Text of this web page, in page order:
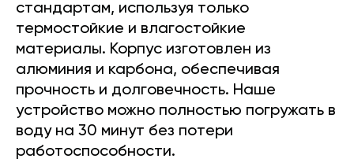
стандартам, используя только
термостойкие и влагостойкие
материалы. Корпус изготовлен из
алюминия и карбона, обеспечивая
прочность и долговечность. Наше
устройство можно полностью погружать в
воду на 30 минут без потери
работоспособности.